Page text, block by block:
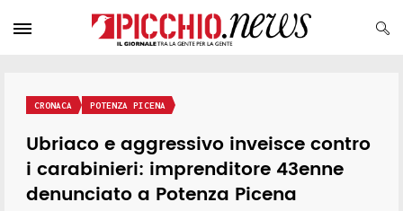
CRONACA POTENZA PICENA
Ubriaco e aggressivo inveisce contro
i carabinieri: imprenditore 43enne
denunciato a Potenza Picena